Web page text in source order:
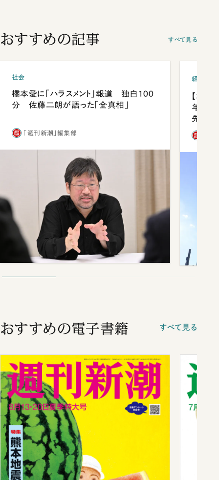
おすすめの記事 すべて見る
社会
橋本愛に「ハラスメント」報道 独白100
分 佐藤二朗が語った「全真相」
「週刊新潮」編集部
経済・ビ
【コン
年会は
先1位
おすすめの電子書籍 すべて見る